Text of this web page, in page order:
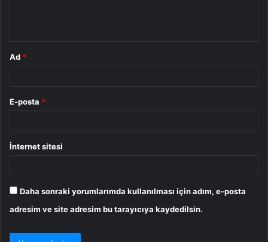
Ad *
E-posta *
İnternet sitesi
Daha sonraki yorumlarımda kullanılması için adım, e-posta
adresim ve site adresim bu tarayıcıya kaydedilsin.